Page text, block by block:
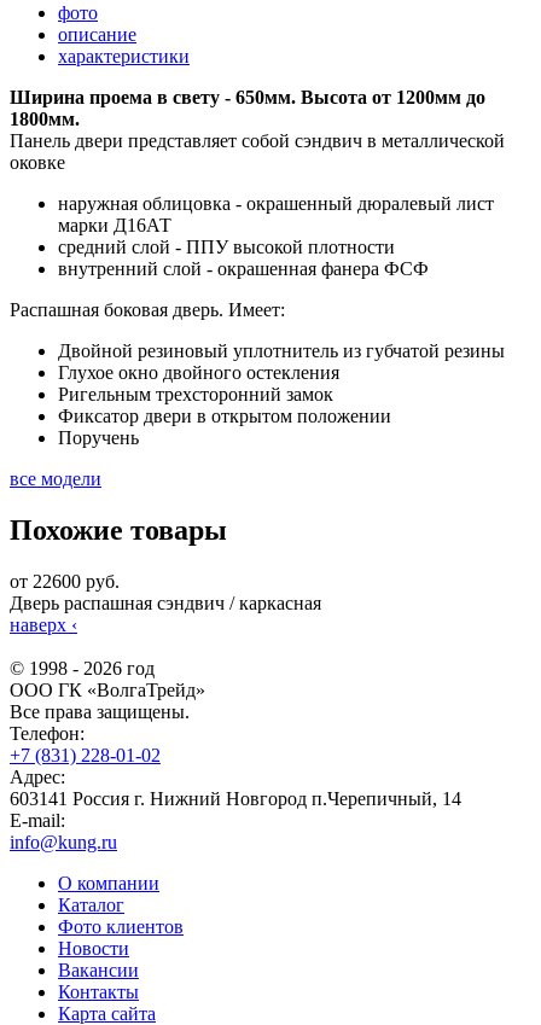
фото
описание
характеристики
Ширина проема в свету - 650мм. Высота от 1200мм до
1800мм.
Панель двери представляет собой сэндвич в металлической
оковке
наружная облицовка - окрашенный дюралевый лист
марки Д16АТ
средний слой - ППУ высокой плотности
внутренний слой - окрашенная фанера ФСФ
Распашная боковая дверь. Имеет:
Двойной резиновый уплотнитель из губчатой резины
Глухое окно двойного остекления
Ригельным трехсторонний замок
Фиксатор двери в открытом положении
Поручень
все модели
Похожие товары
от 22600 руб.
Дверь распашная сэндвич / каркасная
наверх ‹
© 1998 - 2026 год
ООО ГК «ВолгаТрейд»
Все права защищены.
Телефон:
+7 (831) 228-01-02
Адрес:
603141 Россия г. Нижний Новгород п.Черепичный, 14
E-mail:
info@kung.ru
О компании
Каталог
Фото клиентов
Новости
Вакансии
Контакты
Карта сайта